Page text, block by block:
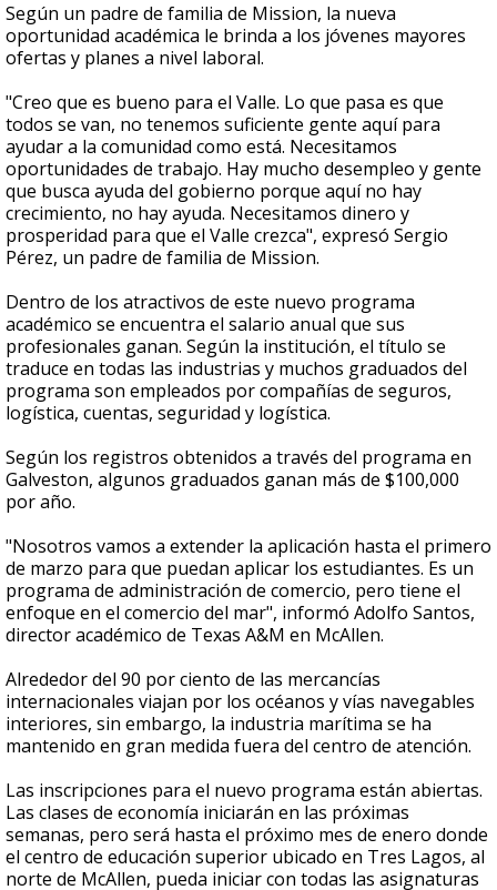
Según un padre de familia de Mission, la nueva
oportunidad académica le brinda a los jóvenes mayores
ofertas y planes a nivel laboral.
"Creo que es bueno para el Valle. Lo que pasa es que
todos se van, no tenemos suficiente gente aquí para
ayudar a la comunidad como está. Necesitamos
oportunidades de trabajo. Hay mucho desempleo y gente
que busca ayuda del gobierno porque aquí no hay
crecimiento, no hay ayuda. Necesitamos dinero y
prosperidad para que el Valle crezca", expresó Sergio
Pérez, un padre de familia de Mission.
Dentro de los atractivos de este nuevo programa
académico se encuentra el salario anual que sus
profesionales ganan. Según la institución, el título se
traduce en todas las industrias y muchos graduados del
programa son empleados por compañías de seguros,
logística, cuentas, seguridad y logística.
Según los registros obtenidos a través del programa en
Galveston, algunos graduados ganan más de $100,000
por año.
"Nosotros vamos a extender la aplicación hasta el primero
de marzo para que puedan aplicar los estudiantes. Es un
programa de administración de comercio, pero tiene el
enfoque en el comercio del mar", informó Adolfo Santos,
director académico de Texas A&M en McAllen.
Alrededor del 90 por ciento de las mercancías
internacionales viajan por los océanos y vías navegables
interiores, sin embargo, la industria marítima se ha
mantenido en gran medida fuera del centro de atención.
Las inscripciones para el nuevo programa están abiertas.
Las clases de economía iniciarán en las próximas
semanas, pero será hasta el próximo mes de enero donde
el centro de educación superior ubicado en Tres Lagos, al
norte de McAllen, pueda iniciar con todas las asignaturas